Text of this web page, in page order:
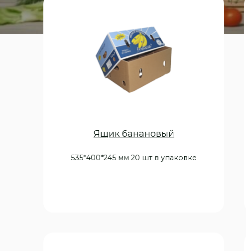
Ящик банановый
535*400*245 мм 20 шт в упаковке